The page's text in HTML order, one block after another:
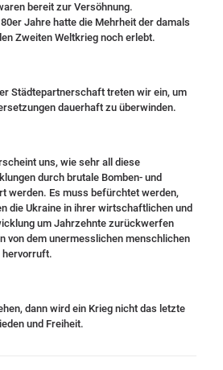
bereit zur Versöhnung.
Jahre hatte die Mehrheit der damals
Zweiten Weltkrieg noch erlebt.
Städtepartnerschaft treten wir ein, um
dauerhaft zu überwinden.
uns, wie sehr all diese
durch brutale Bomben- und
werden. Es muss befürchtet werden,
die Ukraine in ihrer wirtschaftlichen und
um Jahrzehnte zurückwerfen
von dem unermesslichen menschlichen
hervorruft.
dann wird ein Krieg nicht das letzte
und Freiheit.